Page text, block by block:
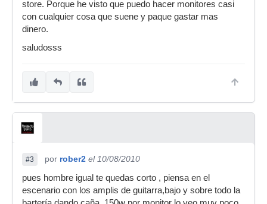
store. Porque he visto que puedo hacer monitores casi
con cualquier cosa que suene y paque gastar mas
dinero.
saludosss
#3 por rober2 el 10/08/2010
pues hombre igual te quedas corto , piensa en el
escenario con los amplis de guitarra,bajo y sobre todo la